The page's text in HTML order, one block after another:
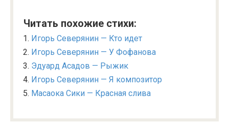
Читать похожие стихи:
Игорь Северянин — Кто идет
Игорь Северянин — У Фофанова
Эдуард Асадов — Рыжик
Игорь Северянин — Я композитор
Масаока Сики — Красная слива